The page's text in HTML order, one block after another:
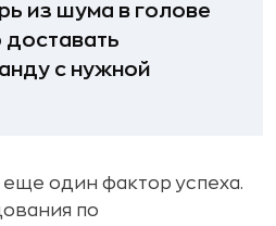
из шума в голове
с нужной
один фактор успеха.
по